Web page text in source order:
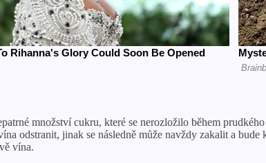
množství cukru, které se nerozložilo během
odstranit, jinak se následně může navždy zakalit a bude
vína.